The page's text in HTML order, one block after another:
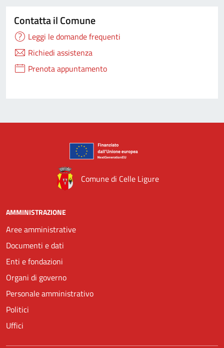
Contatta il Comune
Leggi le domande frequenti
Richiedi assistenza
Prenota appuntamento
Comune di Celle Ligure
AMMINISTRAZIONE
Aree amministrative
Documenti e dati
Enti e fondazioni
Organi di governo
Personale amministrativo
Politici
Uffici